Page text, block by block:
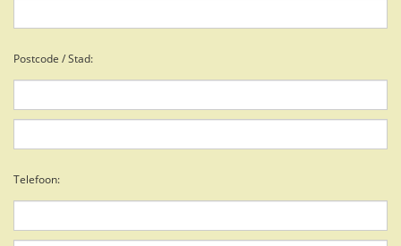
Postcode / Stad:
Telefoon: